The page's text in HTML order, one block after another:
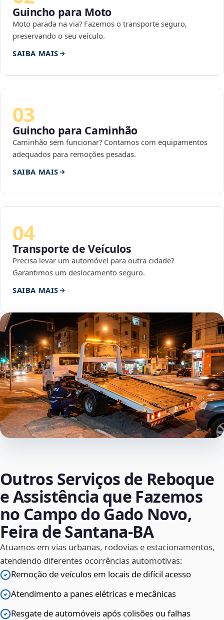
Guincho para Moto
Moto parada na via? Fazemos o transporte seguro,
preservando o seu veículo.
SAIBA MAIS
03
Guincho para Caminhão
Caminhão sem funcionar? Contamos com equipamentos
adequados para remoções pesadas.
SAIBA MAIS
04
Transporte de Veículos
Precisa levar um automóvel para outra cidade?
Garantimos um deslocamento seguro.
SAIBA MAIS
Outros Serviços de Reboque
e Assistência que Fazemos
no Campo do Gado Novo,
Feira de Santana‑BA
Atuamos em vias urbanas, rodovias e estacionamentos,
atendendo diferentes ocorrências automotivas:
Remoção de veículos em locais de difícil acesso
Atendimento a panes elétricas e mecânicas
Resgate de automóveis após colisões ou falhas